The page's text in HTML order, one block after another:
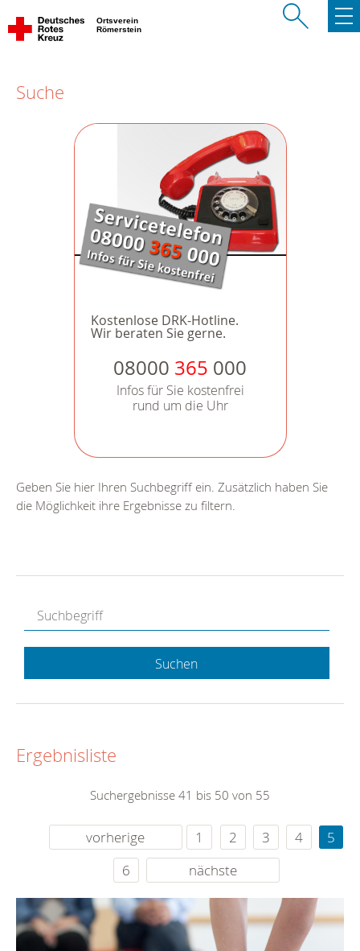
Ortsverein
Römerstein
Suche
Kostenlose DRK-Hotline.
Wir beraten Sie gerne.
08000 365 000
Infos für Sie kostenfrei
rund um die Uhr
Geben Sie hier Ihren Suchbegriff ein. Zusätzlich haben Sie
die Möglichkeit ihre Ergebnisse zu filtern.
Suchen
Ergebnisliste
Suchergebnisse 41 bis 50 von 55
vorherige 1 2 3 4
5
6
nächste